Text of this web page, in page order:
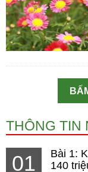
THÔNG TIN
01
Bài 1:
140